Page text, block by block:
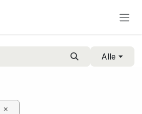
Alle
×